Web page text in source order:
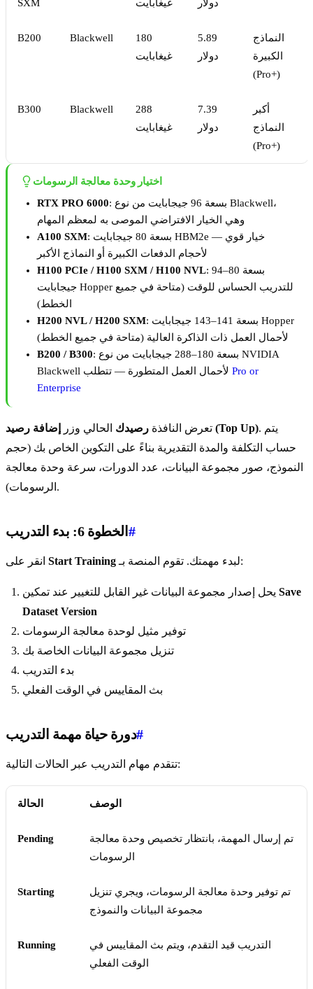
SXM
غيغابايت
دولار
B200 Blackwell
180
غيغابايت
5.89
دولار
النماذج
الكبيرة
(Pro+)
B300 Blackwell
288
غيغابايت
7.39
دولار
أكبر
النماذج
(Pro+)
اختيار وحدة معالجة الرسومات
RTX PRO 6000: بسعة 96 جيجابايت من نوع Blackwell،
وهي الخيار الافتراضي الموصى به لمعظم المهام
A100 SXM: بسعة 80 جيجابايت HBM2e — خيار قوي
لأحجام الدفعات الكبيرة أو النماذج الأكبر
H100 PCIe / H100 SXM / H100 NVL: بسعة 80–94
جيجابايت Hopper للتدريب الحساس للوقت (متاحة في جميع
الخطط)
H200 NVL / H200 SXM: بسعة 141–143 جيجابايت Hopper
لأحمال العمل ذات الذاكرة العالية (متاحة في جميع الخطط)
B200 / B300: بسعة 180–288 جيجابايت من نوع NVIDIA
Pro or
Enterprise
تعرض النافذة رصيدك الحالي وزر إضافة رصيد (Top Up). يتم
حساب التكلفة والمدة التقديرية بناءً على التكوين الخاص بك (حجم
النموذج، صور مجموعة البيانات، عدد الدورات، سرعة وحدة معالجة
الرسومات).
الخطوة 6: بدء التدريب #
Start Training لبدء مهمتك. تقوم المنصة بـ:
Save
Dataset Version
توفير مثيل لوحدة معالجة الرسومات
تنزيل مجموعة البيانات الخاصة بك
بدء التدريب
بث المقاييس في الوقت الفعلي
دورة حياة مهمة التدريب#
تتقدم مهام التدريب عبر الحالات التالية:
الحالة الوصف
Pending
تم إرسال المهمة، بانتظار تخصيص وحدة معالجة
الرسومات
Starting
تم توفير وحدة معالجة الرسومات، ويجري تنزيل
مجموعة البيانات والنموذج
Running
التدريب قيد التقدم، ويتم بث المقاييس في
الوقت الفعلي